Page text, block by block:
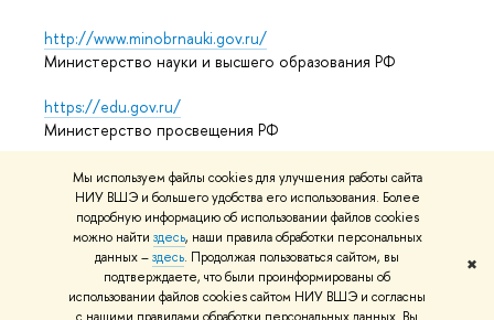
Мы используем файлы cookies для улучшения работы сайта
НИУ ВШЭ и большего удобства его использования. Более
подробную информацию об использовании файлов cookies
можно найти здесь, наши правила обработки персональных
данных –здесь. Продолжая пользоваться сайтом, вы
подтверждаете, что были проинформированы об
использовании файлов cookies сайтом НИУ ВШЭ и согласны
✖
http://www.minobrnauki.gov.ru/
Министерство науки и высшего образования РФ
https://edu.gov.ru/
Министерство просвещения РФ
https://elearning.hse.ru/mooc
Массовые открытые онлайн-курсы
© НИУ ВШЭ 1993–2026 Условия использования материалов
Адреса и контактыКарта сайта